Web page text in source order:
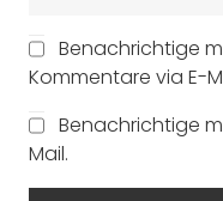
Benachrichtige
Kommentare via E-
Benachrichtige
Mail.